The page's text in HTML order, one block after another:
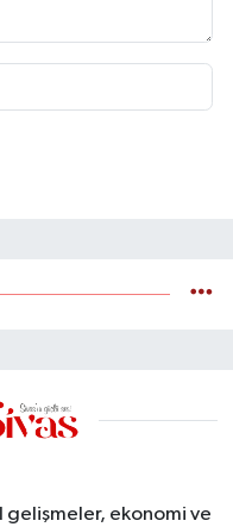
gelişmeler, ekonomi ve